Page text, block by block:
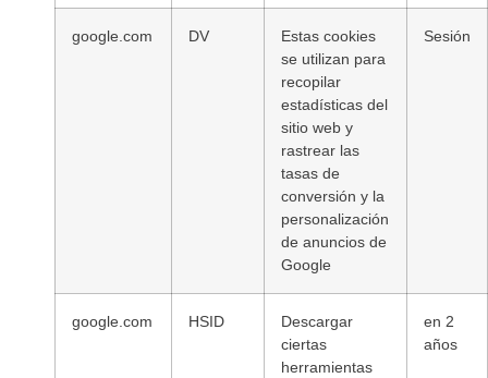
google.com DV
Estas cookies
se utilizan para
recopilar
estadísticas del
sitio web y
rastrear las
tasas de
conversión y la
personalización
de anuncios de
Google
Sesión
google.com HSID
Descargar
ciertas
herramientas
en 2
años